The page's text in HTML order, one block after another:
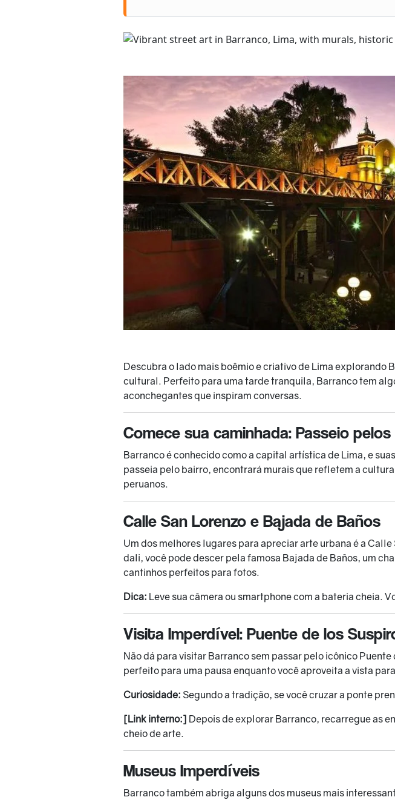
Descubra o lado mais boêmio e criativo de Lima explorando
cultural. Perfeito para uma tarde tranquila, Barranco tem
aconchegantes que inspiram conversas.
Comece sua caminhada: Passeio pelos
Barranco é conhecido como a capital artística de Lima, e
passeia pelo bairro, encontrará murais que refletem a
peruanos.
Calle San Lorenzo e Bajada de Baños
Um dos melhores lugares para apreciar arte urbana é a
dali, você pode descer pela famosa Bajada de Baños, um
cantinhos perfeitos para fotos.
Dica: Leve sua câmera ou smartphone com a bateria cheia.
Visita Imperdível: Puente de los
Não dá para visitar Barranco sem passar pelo icônico
perfeito para uma pausa enquanto você aproveita a vista
Curiosidade: Segundo a tradição, se você cruzar a ponte
[Link interno:] Depois de explorar Barranco, recarregue as
cheio de arte.
Museus Imperdíveis
Barranco também abriga alguns dos museus mais